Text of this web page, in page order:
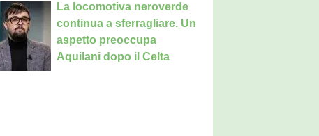
La locomotiva neroverde
continua a sferragliare. Un
aspetto preoccupa
Aquilani dopo il Celta